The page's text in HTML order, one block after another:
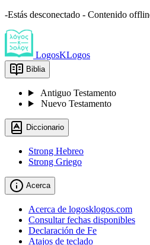
-Estás desconectado - Contenido
LogosKLogos
Biblia
Antiguo Testamento
Nuevo Testamento
Diccionario
Strong Hebreo
Strong Griego
Acerca
Acerca de logosklogos.com
Consultar fechas disponibles
Declaración de Fe
Atajos de teclado